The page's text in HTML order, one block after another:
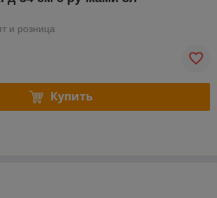
и розница
Купить